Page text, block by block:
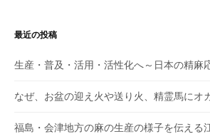
ン
最近の投稿
生産・普及・活用・活性化へ～日本の精麻
なぜ、お盆の迎え火や送り火、精霊馬にオ
福島・会津地方の麻の生産の様子を伝える